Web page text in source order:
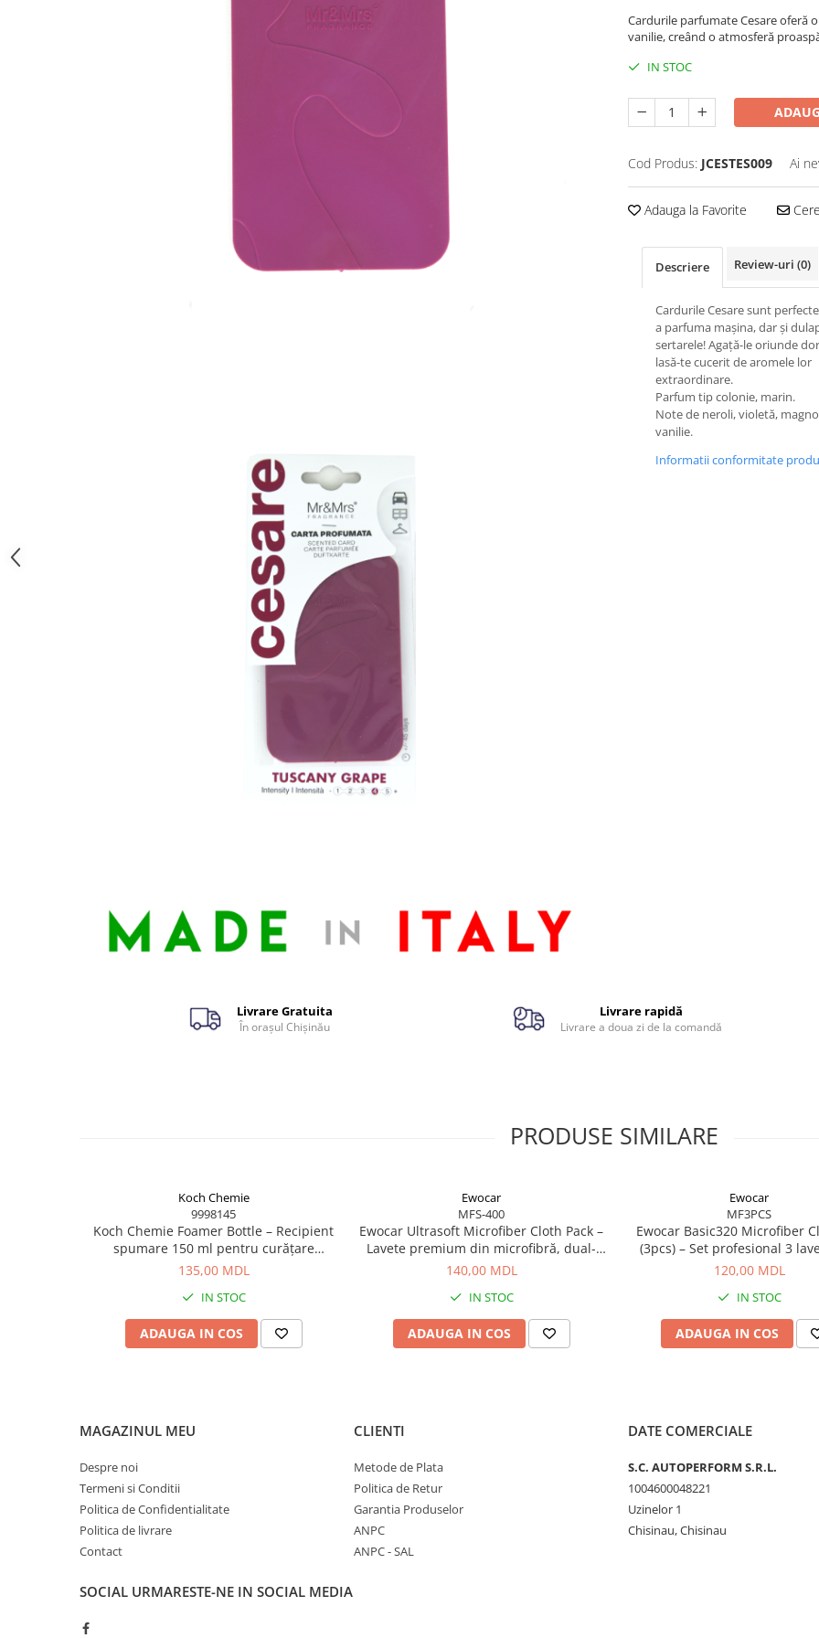
Cardurile parfumate Cesare oferă
vanilie, creând o atmosferă
IN STOC
Cod Produs: JCESTES009 Ai
Adauga la Favorite
Descriere Review-uri (0)
Cardurile Cesare sunt
a parfuma mașina, dar și
sertarele! Agață-le oriunde
lasă-te cucerit de aromele lor
extraordinare.
Parfum tip colonie, marin.
Note de neroli, violetă,
vanilie.
Informatii conformitate
Livrare Gratuita
În orașul Chișinău
Livrare rapidă
Livrare a doua zi de la comandă
PRODUSE SIMILARE
Koch Chemie
9998145
Koch Chemie Foamer Bottle – Recipient
spumare 150 ml pentru curățare
eficientă
135,00 MDL
IN STOC
ADAUGA IN COS
Ewocar
MFS-400
Ewocar Ultrasoft Microfiber Cloth Pack –
Lavete premium din microfibră, dual-
pile, pentru detailing profesionist
140,00 MDL
IN STOC
ADAUGA IN COS
Ewocar
MF3PCS
Ewocar Basic320 Microfiber
(3pcs) – Set profesional 3
g/m² pentru corecție și
120,00 MDL
IN STOC
ADAUGA IN COS
MAGAZINUL MEU
Despre noi
Termeni si Conditii
Politica de Confidentialitate
Politica de livrare
Contact
CLIENTI
Metode de Plata
Politica de Retur
Garantia Produselor
ANPC
ANPC - SAL
DATE COMERCIALE
S.C. AUTOPERFORM S.R.L.
1004600048221
Uzinelor 1
Chisinau, Chisinau
SOCIAL URMARESTE-NE IN SOCIAL MEDIA